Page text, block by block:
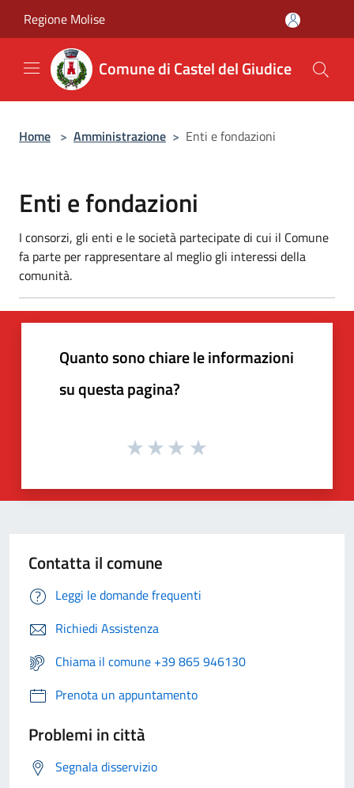
Regione Molise
Comune di Castel del Giudice
Home > Amministrazione > Enti e fondazioni
Enti e fondazioni
I consorzi, gli enti e le società partecipate di cui il Comune
fa parte per rappresentare al meglio gli interessi della
comunità.
Quanto sono chiare le informazioni
su questa pagina?
Contatta il comune
Leggi le domande frequenti
Richiedi Assistenza
Chiama il comune +39 865 946130
Prenota un appuntamento
Problemi in città
Segnala disservizio